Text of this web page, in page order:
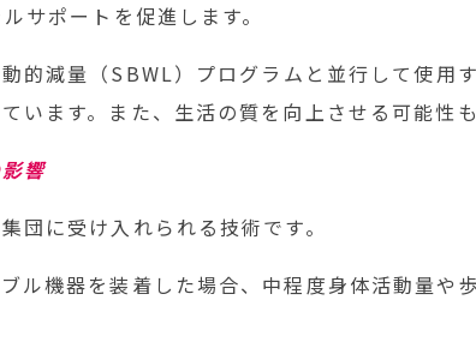
サポートを促進します。
的減量（SBWL）プログラムと並行して使用
います。また、生活の質を向上させる可能性も
響
団に受け入れられる技術です。
ル機器を装着した場合、中程度身体活動量や